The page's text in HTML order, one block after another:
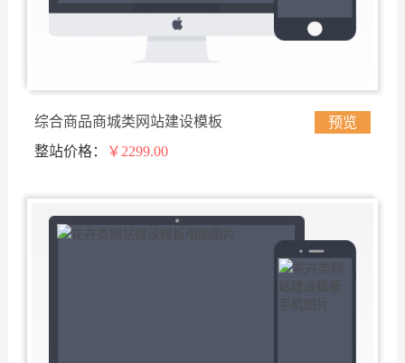
综合商品商城类网站建设模板
预览
整站价格：
￥2299.00